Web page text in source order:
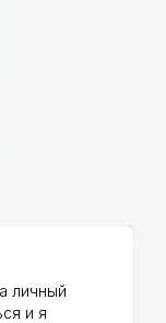
личный
и я